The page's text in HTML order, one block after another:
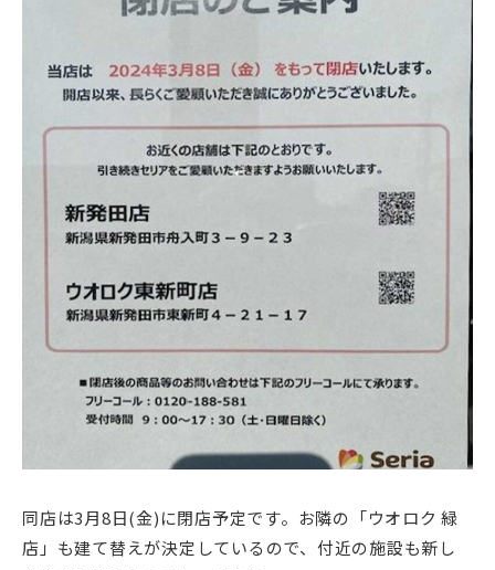
同店は3月8日(金)に閉店予定です。お隣の「ウオロク 緑
店」も建て替えが決定しているので、付近の施設も新し